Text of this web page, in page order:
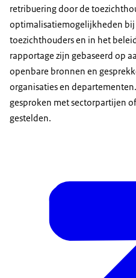
retribuering door de
optimalisatiemogelijkheden
toezichthouders en in het
rapportage zijn gebaseerd op
openbare bronnen en
organisaties en
gesproken met sectorpartijen
gestelden.